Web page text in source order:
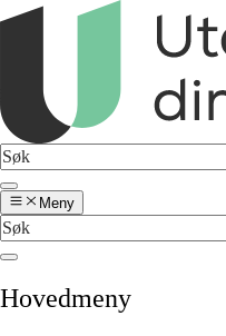
Meny
Hovedmeny